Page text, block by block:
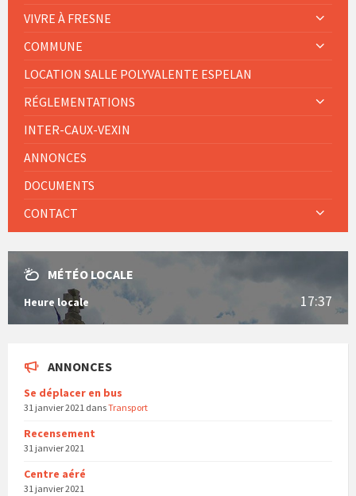
VIVRE À FRESNE
COMMUNE
LOCATION SALLE POLYVALENTE ESPELAN
RÉGLEMENTATIONS
INTER-CAUX-VEXIN
ANNONCES
DOCUMENTS
CONTACT
MÉTÉO LOCALE
Heure locale 17:37
ANNONCES
Se déplacer en bus
31 janvier 2021 dansTransport
Recensement
31 janvier 2021
Centre aéré
31 janvier 2021